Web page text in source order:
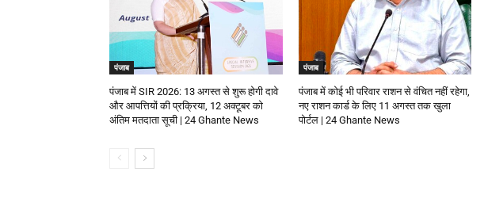
पंजाब
पंजाब में SIR 2026: 13 अगस्त से शुरू होगी दावे
और आपत्तियों की प्रक्रिया, 12 अक्टूबर को
अंतिम मतदाता सूची | 24 Ghante News
पंजाब
पंजाब में कोई भी परिवार राशन से वंचित नहीं रहेगा,
नए राशन कार्ड के लिए 11 अगस्त तक खुला
पोर्टल | 24 Ghante News